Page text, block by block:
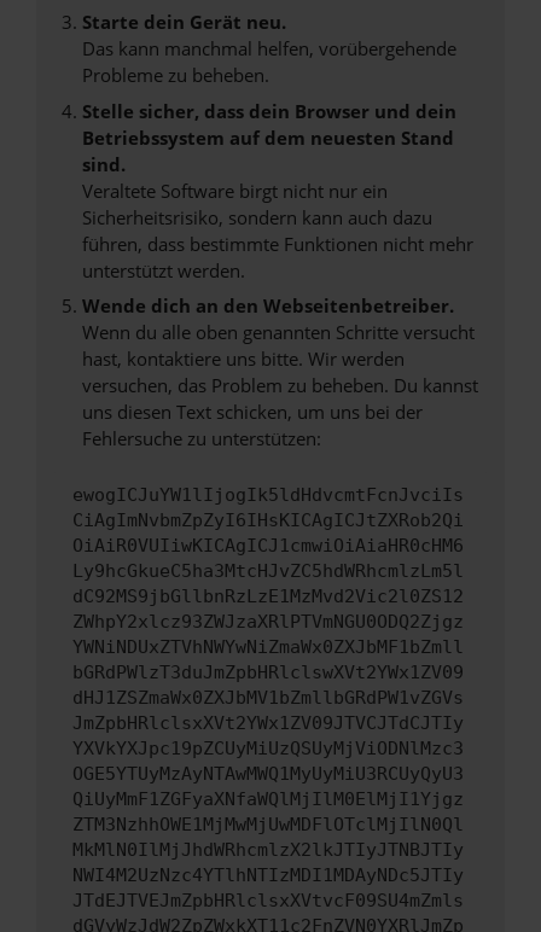
Starte dein Gerät neu.
Das kann manchmal helfen, vorübergehende
Probleme zu beheben.
Stelle sicher, dass dein Browser und dein
Betriebssystem auf dem neuesten Stand
sind.
Veraltete Software birgt nicht nur ein
Sicherheitsrisiko, sondern kann auch dazu
führen, dass bestimmte Funktionen nicht mehr
unterstützt werden.
Wende dich an den Webseitenbetreiber.
Wenn du alle oben genannten Schritte versucht
hast, kontaktiere uns bitte. Wir werden
versuchen, das Problem zu beheben. Du kannst
uns diesen Text schicken, um uns bei der
Fehlersuche zu unterstützen:
ewogICJuYW1lIjogIk5ldHdvcmtFcnJvciIs
CiAgImNvbmZpZyI6IHsKICAgICJtZXRob2Qi
OiAiR0VUIiwKICAgICJ1cmwiOiAiaHR0cHM6
Ly9hcGkueC5ha3MtcHJvZC5hdWRhcmlzLm5l
dC92MS9jbGllbnRzLzE1MzMvd2Vic2l0ZS12
ZWhpY2xlcz93ZWJzaXRlPTVmNGU0ODQ2Zjgz
YWNiNDUxZTVhNWYwNiZmaWx0ZXJbMF1bZmll
bGRdPWlzT3duJmZpbHRlclswXVt2YWx1ZV09
dHJ1ZSZmaWx0ZXJbMV1bZmllbGRdPW1vZGVs
JmZpbHRlclsxXVt2YWx1ZV09JTVCJTdCJTIy
YXVkYXJpc19pZCUyMiUzQSUyMjViODNlMzc3
OGE5YTUyMzAyNTAwMWQ1MyUyMiU3RCUyQyU3
QiUyMmF1ZGFyaXNfaWQlMjIlM0ElMjI1Yjgz
ZTM3NzhhOWE1MjMwMjUwMDFlOTclMjIlN0Ql
MkMlN0IlMjJhdWRhcmlzX2lkJTIyJTNBJTIy
NWI4M2UzNzc4YTlhNTIzMDI1MDAyNDc5JTIy
JTdEJTVEJmZpbHRlclsxXVtvcF09SU4mZmls
dGVyWzJdW2ZpZWxkXT11c2FnZVN0YXRlJmZp